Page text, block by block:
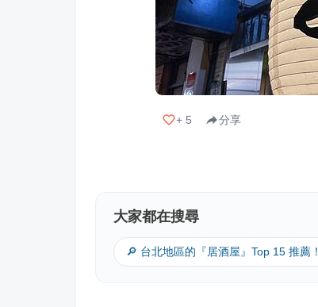
+ 5 分享
大家都在搜尋
🔎 台北地區的『居酒屋』Top 15 推薦！